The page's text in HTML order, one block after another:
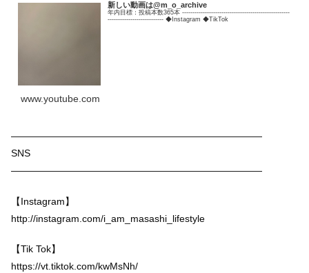
新しい動画は@m_o_archive
年内目標：投稿本数365本 ----------------------------------------------------
--------------------------- ◆Instagram ◆TikTok
www.youtube.com
——————————————————————————
SNS
——————————————————————————
【Instagram】
http://instagram.com/i_am_masashi_lifestyle
【Tik Tok】
https://vt.tiktok.com/kwMsNh/